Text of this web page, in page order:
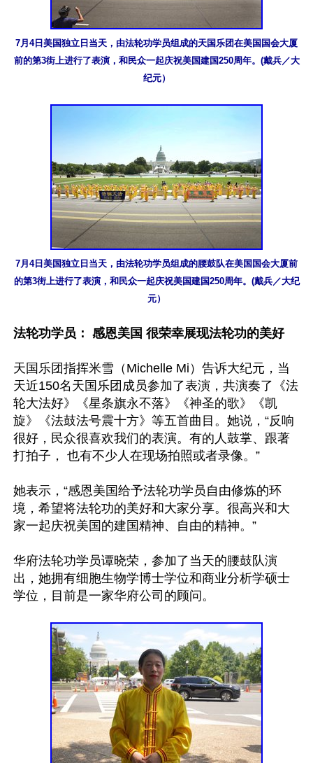
7月4日美国独立日当天，由法轮功学员组成的天国乐团在美国国会大厦
前的第3街上进行了表演，和民众一起庆祝美国建国250周年。(戴兵／大
纪元）
7月4日美国独立日当天，由法轮功学员组成的腰鼓队在美国国会大厦前
的第3街上进行了表演，和民众一起庆祝美国建国250周年。(戴兵／大纪
元）
法轮功学员： 感恩美国 很荣幸展现法轮功的美好
天国乐团指挥米雪（Michelle Mi）告诉大纪元，当
天近150名天国乐团成员参加了表演，共演奏了《法
轮大法好》《星条旗永不落》《神圣的歌》《凯
旋》《法鼓法号震十方》等五首曲目。她说，“反响
很好，民众很喜欢我们的表演。有的人鼓掌、跟著
打拍子， 也有不少人在现场拍照或者录像。”
她表示，“感恩美国给予法轮功学员自由修炼的环
境，希望将法轮功的美好和大家分享。很高兴和大
家一起庆祝美国的建国精神、自由的精神。”
华府法轮功学员谭晓荣，参加了当天的腰鼓队演
出，她拥有细胞生物学博士学位和商业分析学硕士
学位，目前是一家华府公司的顾问。